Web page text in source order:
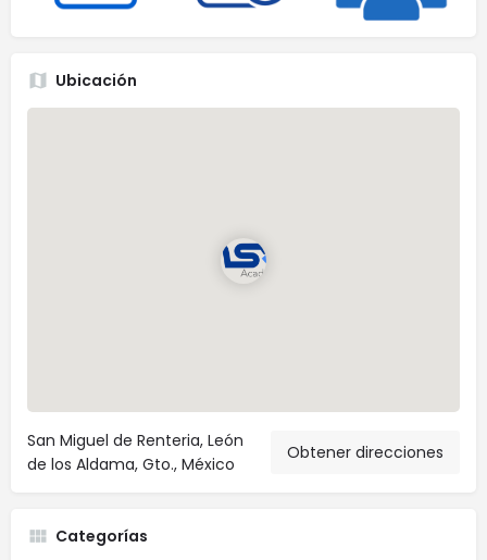
Ubicación
San Miguel de Renteria, León
de los Aldama, Gto., México
Obtener direcciones
Categorías